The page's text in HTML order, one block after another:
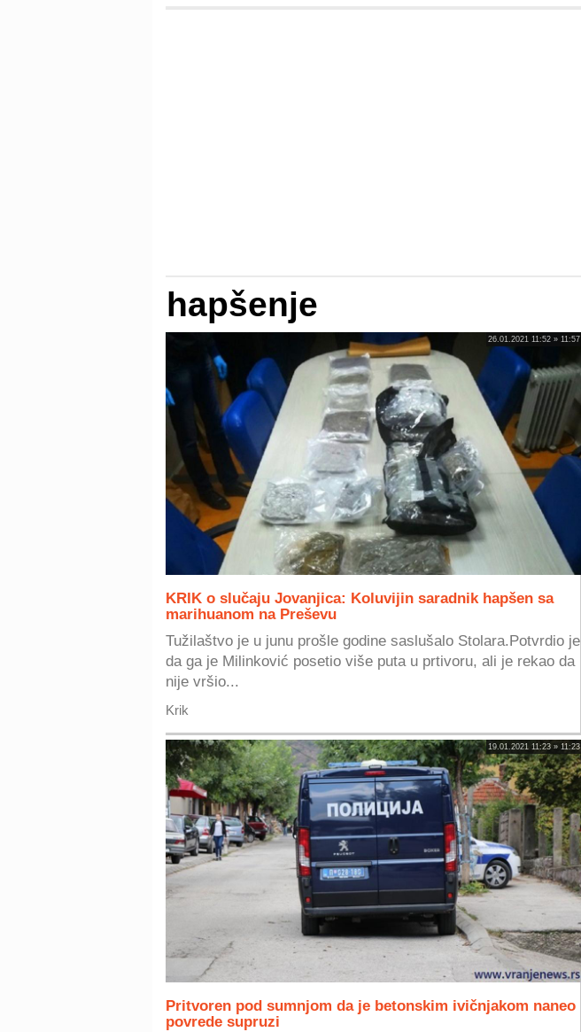
hapšenje
26.01.2021 11:52 » 11:57
KRIK o slučaju Jovanjica: Koluvijin saradnik hapšen sa
marihuanom na Preševu
Tužilaštvo je u junu prošle godine saslušalo Stolara.Potvrdio je
da ga je Milinković posetio više puta u prtivoru, ali je rekao da
nije vršio...
Krik
19.01.2021 11:23 » 11:23
Pritvoren pod sumnjom da je betonskim ivičnjakom naneo
povrede supruzi